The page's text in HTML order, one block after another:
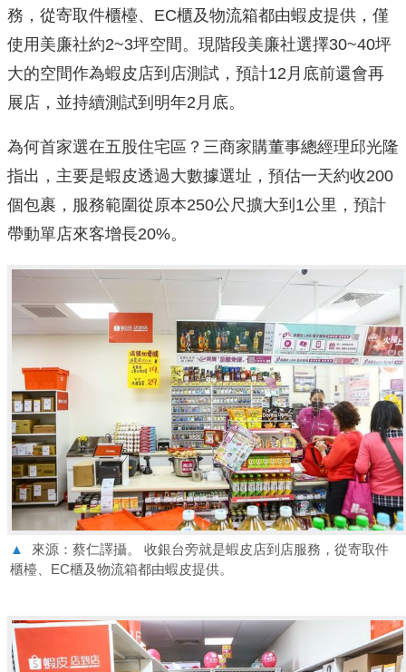
務，從寄取件櫃檯、EC櫃及物流箱都由蝦皮提供，僅
使用美廉社約2~3坪空間。現階段美廉社選擇30~40坪
大的空間作為蝦皮店到店測試，預計12月底前還會再
展店，並持續測試到明年2月底。
為何首家選在五股住宅區？三商家購董事總經理邱光隆
指出，主要是蝦皮透過大數據選址，預估一天約收200
個包裹，服務範圍從原本250公尺擴大到1公里，預計
帶動單店來客增長20%。
▲
來源：蔡仁譯攝。 收銀台旁就是蝦皮店到店服務，從寄取件
櫃檯、EC櫃及物流箱都由蝦皮提供。